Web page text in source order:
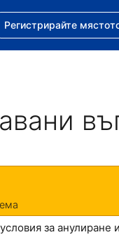
валута -
Избран език -
с резервацията
Регистрирайте